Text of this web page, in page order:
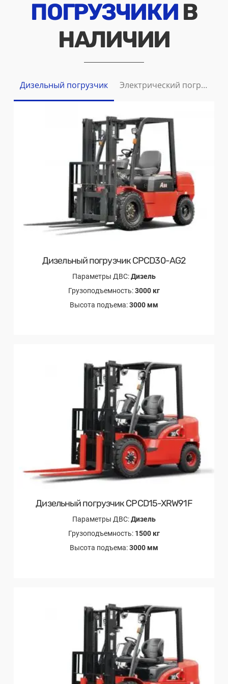
ПОГРУЗЧИКИ В
НАЛИЧИИ
Дизельный погрузчик Электрический погрузчик
Дизельный погрузчик CPCD30-AG2
Параметры ДВС:Дизель
Грузоподъемность:3000 кг
Высота подъема:3000 мм
Дизельный погрузчик CPCD15-XRW91F
Параметры ДВС:Дизель
Грузоподъемность: 1500 кг
Высота подъема:3000 мм